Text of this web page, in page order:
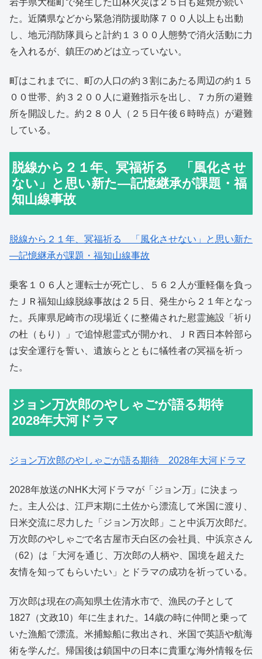
岩手県大槌町で発生した山林火災は２５日も延焼が続い
た。近隣県などから緊急消防援助隊７００人以上も出動
し、地元消防隊員らと計約１３００人態勢で消火活動に力
を入れるが、鎮圧のめどは立っていない。
町はこれまでに、町の人口の約３割にあたる周辺の約１５
００世帯、約３２００人に避難指示を出し、７カ所の避難
所を開設した。約２８０人（２５日午後６時時点）が避難
している。
脱線から２１年、冥福祈る 「風化させ
ない」と思い新た―記憶継承が課題・福
知山線事故
脱線から２１年、冥福祈る 「風化させない」と思い新た
―記憶継承が課題・福知山線事故
乗客１０６人と運転士が死亡し、５６２人が重軽傷を負っ
たＪＲ福知山線脱線事故は２５日、発生から２１年となっ
た。兵庫県尼崎市の現場近くに整備された慰霊施設「祈り
の杜（もり）」で追悼慰霊式が開かれ、ＪＲ西日本幹部ら
は安全運行を誓い、遺族らとともに犠牲者の冥福を祈っ
た。
ジョン万次郎のやしゃごが語る期待
2028年大河ドラマ
ジョン万次郎のやしゃごが語る期待 2028年大河ドラマ
2028年放送のNHK大河ドラマが「ジョン万」に決まっ
た。主人公は、江戸末期に土佐から漂流して米国に渡り、
日米交流に尽力した「ジョン万次郎」こと中浜万次郎だ。
万次郎のやしゃごで名古屋市天白区の会社員、中浜京さん
（62）は「大河を通じ、万次郎の人柄や、国境を超えた
友情を知ってもらいたい」とドラマの成功を祈っている。
万次郎は現在の高知県土佐清水市で、漁民の子として
1827（文政10）年に生まれた。14歳の時に仲間と乗って
いた漁船で漂流。米捕鯨船に救出され、米国で英語や航海
術を学んだ。帰国後は鎖国中の日本に貴重な海外情報を伝